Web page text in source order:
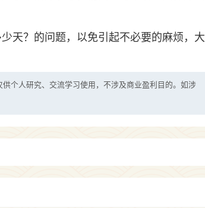
天？的问题，以免引起不必要的麻烦，大
个人研究、交流学习使用，不涉及商业盈利目的。如涉